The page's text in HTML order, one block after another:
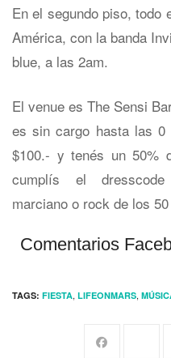
En el segundo piso, todo
América, con la banda
blue, a las 2am.
El venue es The Sensi
es sin cargo hasta las 0
$100.- y tenés un 50%
cumplís el
marciano o rock de los 50
Comentarios
TAGS: FIESTA, LIFEONMARS,